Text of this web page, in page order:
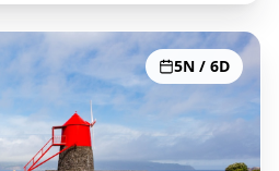
5N / 6D